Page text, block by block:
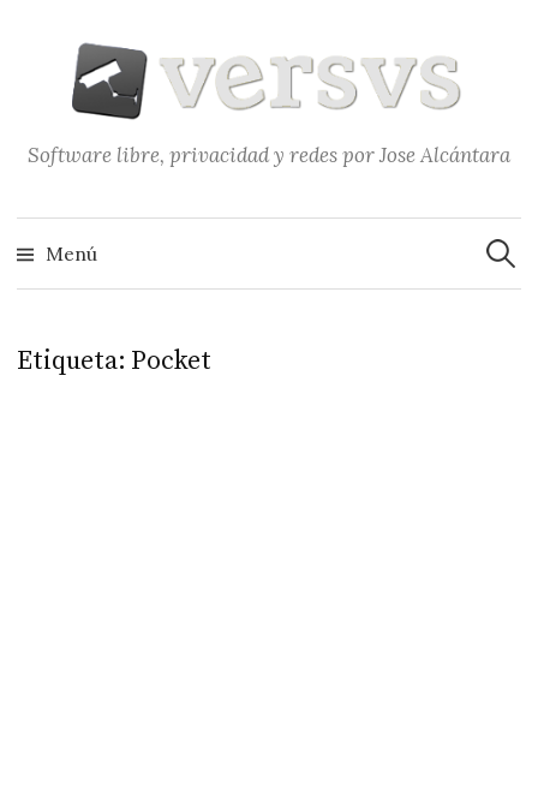
contenido
Software libre, privacidad y redes por Jose Alcántara
Menú
Etiqueta: Pocket